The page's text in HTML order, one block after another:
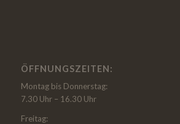
ÖFFNUNGSZEITEN:
Montag bis Donnerstag:
7.30 Uhr – 16.30 Uhr
Freitag: